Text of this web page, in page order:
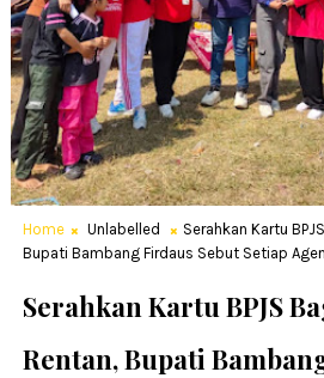
Home Unlabelled
Serahkan Kartu
Bupati Bambang Firdaus Sebut Setiap
Serahkan Kartu BPJS
Rentan, Bupati